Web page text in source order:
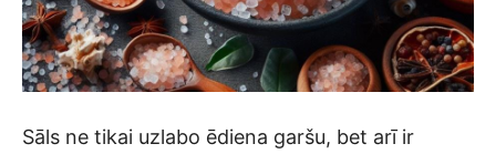
Sāls ne tikai uzlabo ēdiena garšu, bet arī ir